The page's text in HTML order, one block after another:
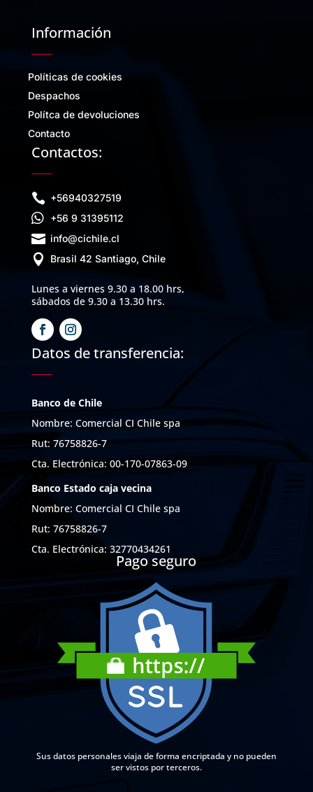
Información
Políticas de cookies
Despachos
Polítca de devoluciones
Contacto
Contactos:
 +56940327519
 +56 9 31395112
 info@cichile.cl
 Brasil 42 Santiago, Chile
Lunes a viernes 9.30 a 18.00 hrs,
sábados de 9.30 a 13.30 hrs.
Datos de transferencia:
Banco de Chile
Nombre: Comercial CI Chile spa
Rut: 76758826-7
Cta. Electrónica: 00-170-07863-09
Banco Estado caja vecina
Nombre: Comercial CI Chile spa
Rut: 76758826-7
Cta. Electrónica: 32770434261
Pago seguro
Sus datos personales viaja de forma encriptada y no pueden
ser vistos por terceros.